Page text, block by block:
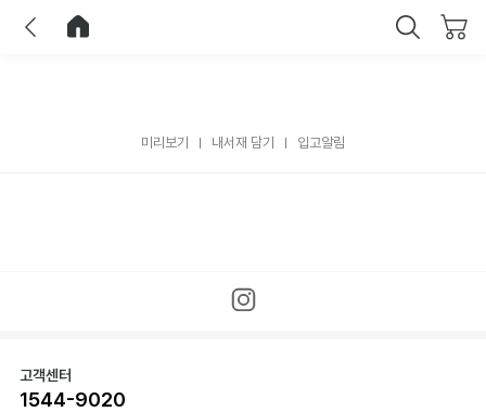
미리보기 내서재 담기 입고알림
고객센터
1544-9020